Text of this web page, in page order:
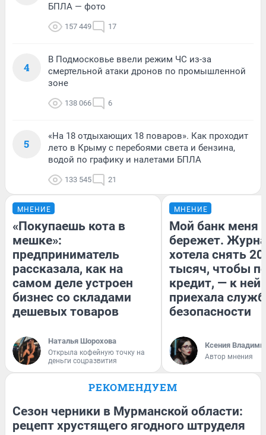
БПЛА — фото
157 449 17
4
В Подмосковье ввели режим ЧС из-за
смертельной атаки дронов по промышленной
зоне
138 066 6
5
«На 18 отдыхающих 18 поваров». Как проходит
лето в Крыму с перебоями света и бензина,
водой по графику и налетами БПЛА
133 545 21
МНЕНИЕ
«Покупаешь кота в
мешке»:
предприниматель
рассказала, как на
самом деле устроен
бизнес со складами
дешевых товаров
Наталья Шорохова
Открыла кофейную точку на
деньги соцразвития
МНЕНИЕ
Мой банк меня
бережет.
хотела снять
тысяч, чтобы
кредит, — к
приехала
безопасности
Ксения
Автор мнения
РЕКОМЕНДУЕМ
Сезон черники в Мурманской области:
рецепт хрустящего ягодного штруделя